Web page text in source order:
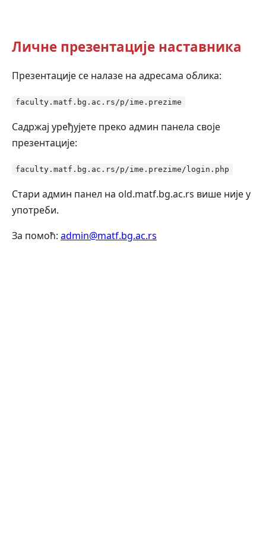
Личне презентације наставника
Презентације се налазе на адресама облика:
faculty.matf.bg.ac.rs/p/ime.prezime
Садржај уређујете преко админ панела своје
презентације:
faculty.matf.bg.ac.rs/p/ime.prezime/login.php
Стари админ панел на old.matf.bg.ac.rs више није у
употреби.
За помоћ: admin@matf.bg.ac.rs